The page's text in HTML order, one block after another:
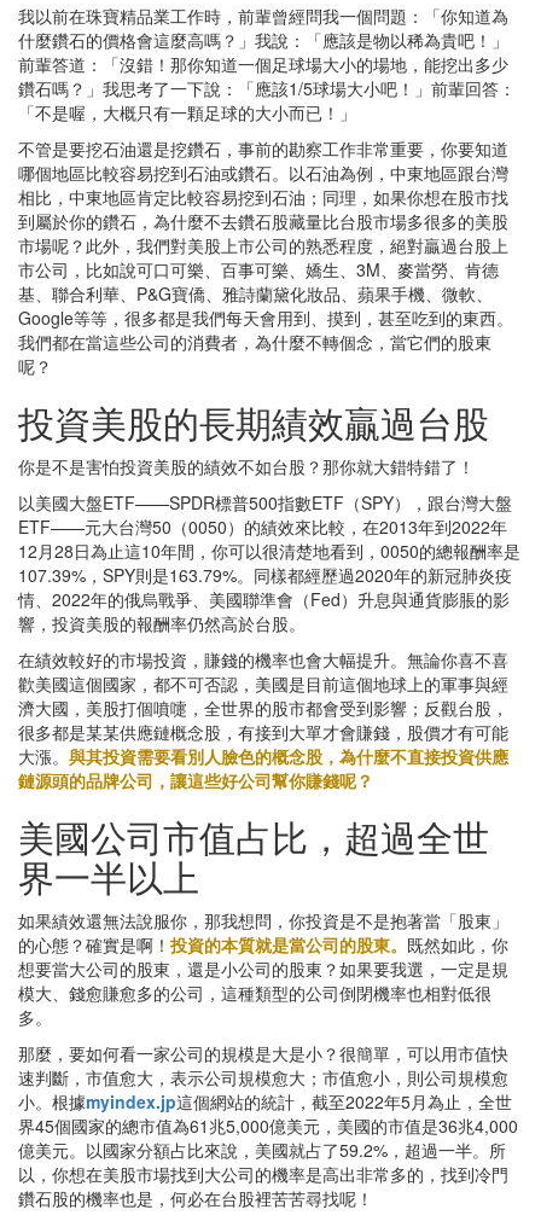
我以前在珠寶精品業工作時，前輩曾經問我一個問題：「你知道為
什麼鑽石的價格會這麼高嗎？」我說：「應該是物以稀為貴吧！」
前輩答道：「沒錯！那你知道一個足球場大小的場地，能挖出多少
鑽石嗎？」我思考了一下說：「應該1/5球場大小吧！」前輩回答：
「不是喔，大概只有一顆足球的大小而已！」
不管是要挖石油還是挖鑽石，事前的勘察工作非常重要，你要知道
哪個地區比較容易挖到石油或鑽石。以石油為例，中東地區跟台灣
相比，中東地區肯定比較容易挖到石油；同理，如果你想在股市找
到屬於你的鑽石，為什麼不去鑽石股藏量比台股市場多很多的美股
市場呢？此外，我們對美股上市公司的熟悉程度，絕對贏過台股上
市公司，比如說可口可樂、百事可樂、嬌生、3M、麥當勞、肯德
基、聯合利華、P&G寶僑、雅詩蘭黛化妝品、蘋果手機、微軟、
Google等等，很多都是我們每天會用到、摸到，甚至吃到的東西。
我們都在當這些公司的消費者，為什麼不轉個念，當它們的股東
呢？
投資美股的長期績效贏過台股
你是不是害怕投資美股的績效不如台股？那你就大錯特錯了！
以美國大盤ETF——SPDR標普500指數ETF（SPY），跟台灣大盤
ETF——元大台灣50（0050）的績效來比較，在2013年到2022年
12月28日為止這10年間，你可以很清楚地看到，0050的總報酬率是
107.39%，SPY則是163.79%。同樣都經歷過2020年的新冠肺炎疫
情、2022年的俄烏戰爭、美國聯準會（Fed）升息與通貨膨脹的影
響，投資美股的報酬率仍然高於台股。
在績效較好的市場投資，賺錢的機率也會大幅提升。無論你喜不喜
歡美國這個國家，都不可否認，美國是目前這個地球上的軍事與經
濟大國，美股打個噴嚏，全世界的股市都會受到影響；反觀台股，
很多都是某某供應鏈概念股，有接到大單才會賺錢，股價才有可能
大漲。 與其投資需要看別人臉色的概念股，為什麼不直接投資供應
鏈源頭的品牌公司，讓這些好公司幫你賺錢呢？
美國公司市值占比，超過全世
界一半以上
如果績效還無法說服你，那我想問，你投資是不是抱著當「股東」
的心態？確實是啊！ 投資的本質就是當公司的股東。 既然如此，你
想要當大公司的股東，還是小公司的股東？如果要我選，一定是規
模大、錢愈賺愈多的公司，這種類型的公司倒閉機率也相對低很
多。
那麼，要如何看一家公司的規模是大是小？很簡單，可以用市值快
速判斷，市值愈大，表示公司規模愈大；市值愈小，則公司規模愈
小。根據myindex.jp這個網站的統計，截至2022年5月為止，全世
界45個國家的總市值為61兆5,000億美元，美國的市值是36兆4,000
億美元。以國家分額占比來說，美國就占了59.2%，超過一半。所
以，你想在美股市場找到大公司的機率是高出非常多的，找到冷門
鑽石股的機率也是，何必在台股裡苦苦尋找呢！